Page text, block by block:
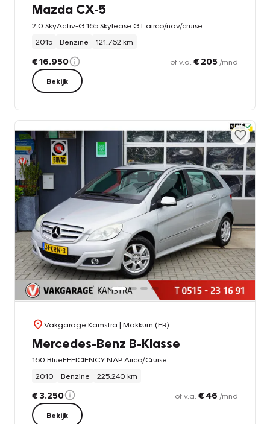
Mazda CX-5
2.0 SkyActiv-G 165 Skylease GT airco/nav/cruise
2015
Benzine 121.762 km
€ 16.950 of v.a. € 205 /mnd
Bekijk
Vakgarage Kamstra | Makkum (FR)
Mercedes-Benz B-Klasse
160 BlueEFFICIENCY NAP Airco/Cruise
2010
Benzine 225.240 km
€ 3.250 of v.a. € 46 /mnd
Bekijk